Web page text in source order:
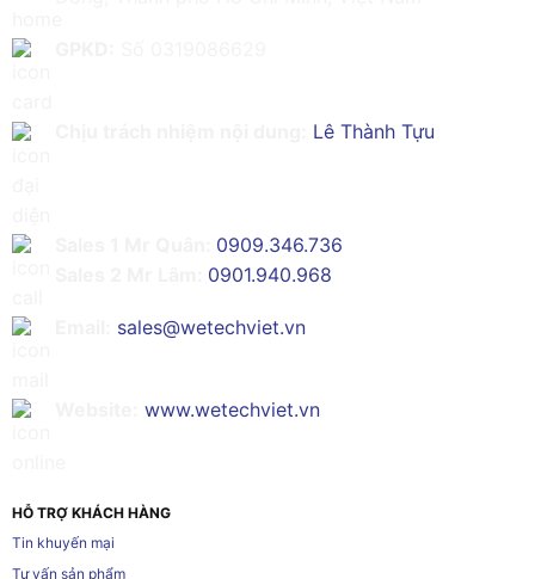
Lê Thành Tựu
0909.346.736
0901.940.968
sales@wetechviet.vn
www.wetechviet.vn
HỖ TRỢ KHÁCH HÀNG
Tin khuyến mại
Tư vấn sản phẩm